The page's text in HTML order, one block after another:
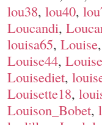
lou38, lou40,
Loucandi,
louisa65, Louise,
Louise44,
Louisediet,
Louisette18,
Louison_Bobet,